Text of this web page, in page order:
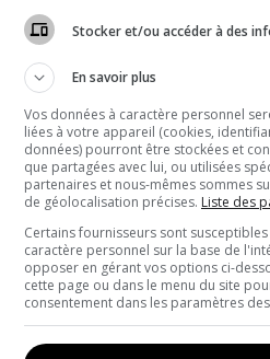
Stocker et/ou accéder à des
En savoir plus
Vos données à caractère personnel
liées à votre appareil (cookies,
données) pourront être stockées et
que partagées avec lui, ou utilisées
partenaires et nous-mêmes sommes
de géolocalisation précises. Liste des
Certains fournisseurs sont
caractère personnel sur la base de
opposer en gérant vos options ci-
cette page ou dans le menu du site
consentement dans les paramètres